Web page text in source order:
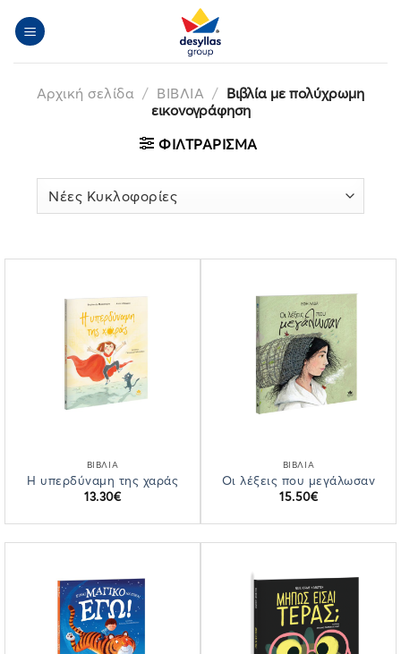
στο
Αρχική σελίδα / ΒΙΒΛΙΑ / Βιβλία με πολύχρωμη
εικονογράφηση
ΦΙΛΤΡΆΡΙΣΜΑ
ΒΙΒΛΙΑ
Η υπερδύναμη της χαράς
13.30€
ΒΙΒΛΙΑ
Οι λέξεις που μεγάλωσαν
15.50€